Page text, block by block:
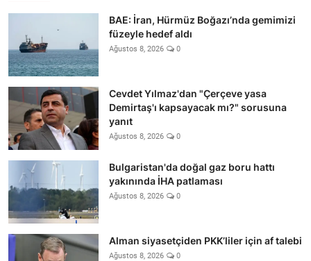
BAE: İran, Hürmüz Boğazı’nda gemimizi
füzeyle hedef aldı
Ağustos 8, 2026 0
Cevdet Yılmaz'dan "Çerçeve yasa
Demirtaş'ı kapsayacak mı?" sorusuna
yanıt
Ağustos 8, 2026 0
Bulgaristan'da doğal gaz boru hattı
yakınında İHA patlaması
Ağustos 8, 2026 0
Alman siyasetçiden PKK’liler için af talebi
Ağustos 8, 2026 0